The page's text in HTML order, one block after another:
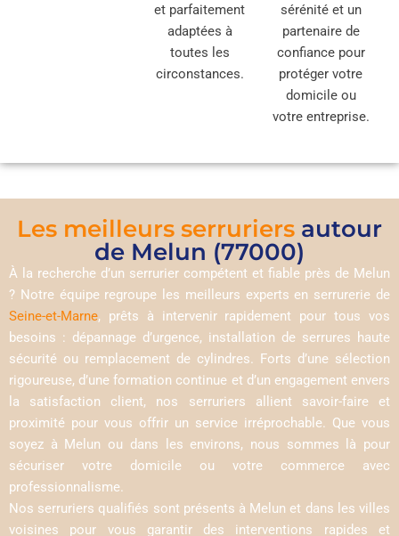
et parfaitement
adaptées à
toutes les
circonstances.
sérénité et un
partenaire de
confiance pour
protéger votre
domicile ou
votre entreprise.
Les meilleurs serruriers autour
de Melun (77000)
À la recherche d’un serrurier compétent et fiable près de Melun
? Notre équipe regroupe les meilleurs experts en serrurerie de
Seine-et-Marne, prêts à intervenir rapidement pour tous vos
besoins : dépannage d’urgence, installation de serrures haute
sécurité ou remplacement de cylindres. Forts d’une sélection
rigoureuse, d’une formation continue et d’un engagement envers
la satisfaction client, nos serruriers allient savoir-faire et
proximité pour vous offrir un service irréprochable. Que vous
soyez à Melun ou dans les environs, nous sommes là pour
sécuriser votre domicile ou votre commerce avec
professionnalisme.
Nos serruriers qualifiés sont présents à Melun et dans les villes
voisines pour vous garantir des interventions rapides et